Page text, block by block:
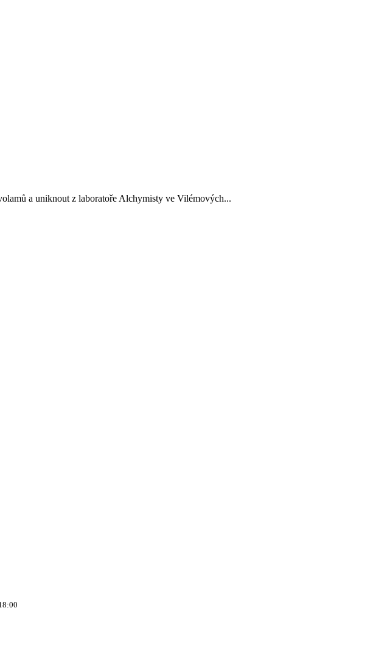
a uniknout z laboratoře Alchymisty ve Vilémových...